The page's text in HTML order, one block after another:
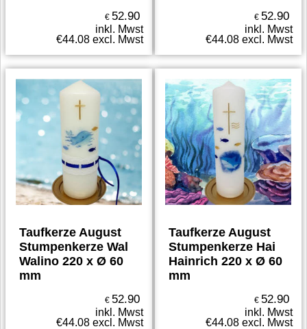
€ 52.90
inkl. Mwst
€44.08 excl. Mwst
€ 52.90
inkl. Mwst
€44.08 excl. Mwst
Taufkerze August
Stumpenkerze Wal
Walino 220 x Ø 60
mm
€ 52.90
inkl. Mwst
€44.08 excl. Mwst
Taufkerze August
Stumpenkerze Hai
Hainrich 220 x Ø 60
mm
€ 52.90
inkl. Mwst
€44.08 excl. Mwst